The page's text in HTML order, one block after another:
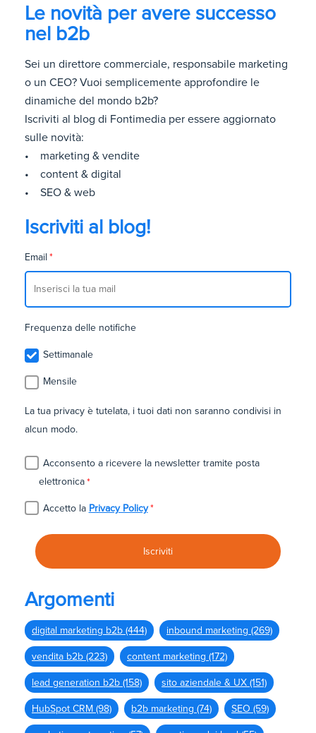
Le novità per avere successo
nel b2b
Sei un direttore commerciale, responsabile marketing
o un CEO? Vuoi semplicemente approfondire le
dinamiche del mondo b2b?
Iscriviti al blog di Fontimedia per essere aggiornato
sulle novità:
• marketing & vendite
• content & digital
• SEO & web
Iscriviti al blog!
Email *
Frequenza delle notifiche
Settimanale
Mensile
La tua privacy è tutelata, i tuoi dati non saranno condivisi in
alcun modo.
Acconsento a ricevere la newsletter tramite posta
elettronica*
Accetto la Privacy Policy *
Argomenti
digital marketing b2b (444) inbound marketing (269)
vendita b2b (223) content marketing (172)
lead generation b2b (158) sito aziendale & UX (151)
HubSpot CRM (98) b2b marketing (74) SEO (59)